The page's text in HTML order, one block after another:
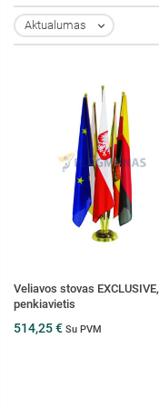
Aktualumas 
Veliavos stovas EXCLUSIVE,
penkiavietis
514,25 € Su PVM